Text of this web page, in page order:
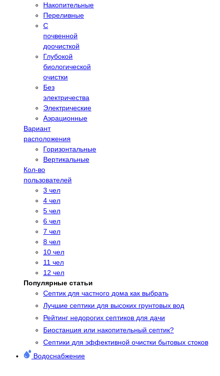
Накопительные
Переливные
С
почвенной
доочисткой
Глубокой
биологической
очистки
Без
электричества
Электрические
Аэрационные
Вариант
расположения
Горизонтальные
Вертикальные
Кол-во
пользователей
3 чел
4 чел
5 чел
6 чел
7 чел
8 чел
10 чел
11 чел
12 чел
Популярные статьи
Cептик для частного дома как выбрать
Лучшие септики для высоких грунтовых вод
Рейтинг недорогих септиков для дачи
Биостанция или накопительный септик?
Септики для эффективной очистки бытовых стоков
Водоснабжение